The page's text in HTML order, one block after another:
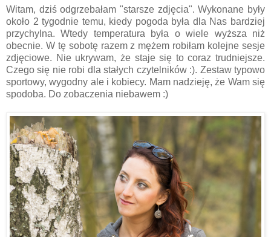
Witam, dziś odgrzebałam "starsze zdjęcia". Wykonane były
około 2 tygodnie temu, kiedy pogoda była dla Nas bardziej
przychylna. Wtedy temperatura była o wiele wyższa niż
obecnie. W tęsobotę razem z mężem robiłam kolejne sesje
zdjęciowe. Nie ukrywam, że staje się to coraz trudniejsze.
Czego się nie robi dla stałych czytelników :). Zestaw typowo
sportowy, wygodny ale i kobiecy. Mam nadzieję, że Wam się
spodoba. Do zobaczenia niebawem :)